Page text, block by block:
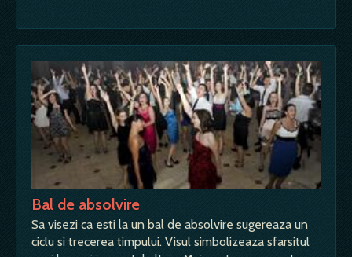
Bal de absolvire
Sa visezi ca esti la un bal de absolvire sugereaza un
ciclu si trecerea timpului. Visul simbolizeaza sfarsitul